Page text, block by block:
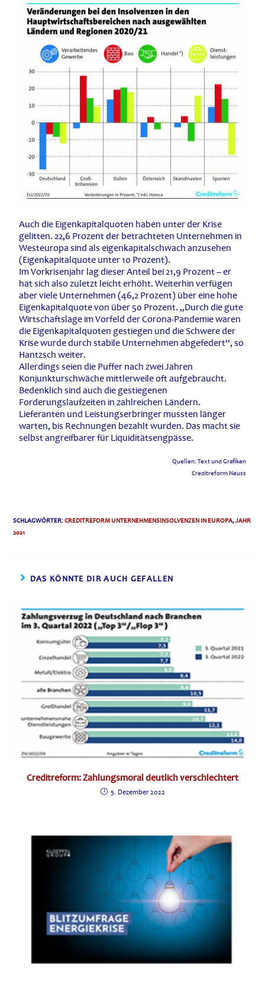
Auch die Eigenkapitalquoten haben unter der Krise
gelitten. 22,6 Prozent der betrachteten Unternehmen in
Westeuropa sind als eigenkapitalschwach anzusehen
(Eigenkapitalquote unter 10 Prozent).
Im Vorkrisenjahr lag dieser Anteil bei 21,9 Prozent – er
hat sich also zuletzt leicht erhöht. Weiterhin verfügen
aber viele Unternehmen (46,2 Prozent) über eine hohe
Eigenkapitalquote von über 50 Prozent. „Durch die gute
Wirtschaftslage im Vorfeld der Corona-Pandemie waren
die Eigenkapitalquoten gestiegen und die Schwere der
Krise wurde durch stabile Unternehmen abgefedert“, so
Hantzsch weiter.
Allerdings seien die Puffer nach zwei Jahren
Konjunkturschwäche mittlerweile oft aufgebraucht.
Bedenklich sind auch die gestiegenen
Forderungslaufzeiten in zahlreichen Ländern.
Lieferanten und Leistungserbringer mussten länger
warten, bis Rechnungen bezahlt wurden. Das macht sie
selbst angreifbarer für Liquiditätsengpässe.
Quellen: Text und Grafiken
Creditreform Neuss
SCHLAGWÖRTER:CREDITREFORM UNTERNEHMENSINSOLVENZEN IN EUROPA,JAHR
2021
DAS KÖNNTE DIR AUCH GEFALLEN
Creditreform: Zahlungsmoral deutlich verschlechtert
5. Dezember 2022